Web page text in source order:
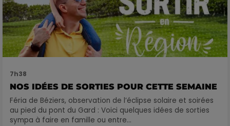
7h38
NOS IDÉES DE SORTIES POUR CETTE SEMAINE
Féria de Béziers, observation de l’éclipse solaire et soirées
au pied du pont du Gard : Voici quelques idées de sorties
sympa à faire en famille ou entre...